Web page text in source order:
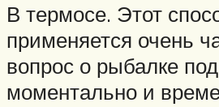
В термосе. Этот
применяется очень
вопрос о рыбалке
моментально и